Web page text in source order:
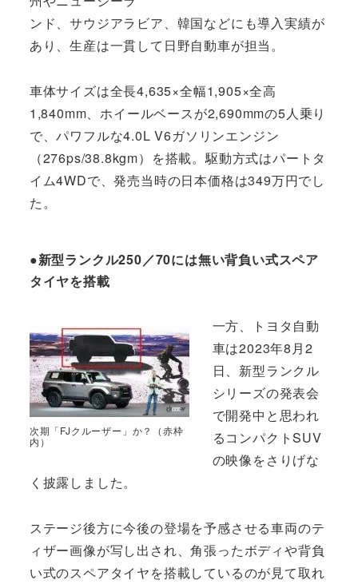
ンド、サウジアラビア、韓国などにも導入実績が
あり、生産は一貫して日野自動車が担当。
車体サイズは全長4,635×全幅1,905×全高
1,840mm、ホイールベースが2,690mmの5人乗り
で、パワフルな4.0L V6ガソリンエンジン
（276ps/38.8kgm）を搭載。駆動方式はパートタ
イム4WDで、発売当時の日本価格は349万円でし
た。
●新型ランクル250／70には無い背負い式スペア
タイヤを搭載
次期「FJクルーザー」か？（赤枠
内）
一方、トヨタ自動
車は2023年8月2
日、新型ランクル
シリーズの発表会
で開発中と思われ
るコンパクトSUV
の映像をさりげな
く披露しました。
ステージ後方に今後の登場を予感させる車両のテ
ィザー画像が写し出され、角張ったボディや背負
い式のスペアタイヤを搭載しているのが見て取れ